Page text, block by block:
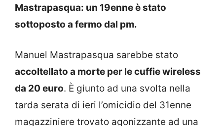
Mastrapasqua: un 19enne è stato
sottoposto a fermo dal pm.
Manuel Mastrapasqua sarebbe stato
accoltellato a morte per le cuffie wireless
da 20 euro. È giunto ad una svolta nella
tarda serata di ieri l’omicidio del 31enne
magazziniere trovato agonizzante ad una